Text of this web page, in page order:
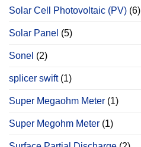
Solar Cell Photovoltaic (PV) (6)
Solar Panel (5)
Sonel (2)
splicer swift(1)
Super Megaohm Meter (1)
Super Megohm Meter (1)